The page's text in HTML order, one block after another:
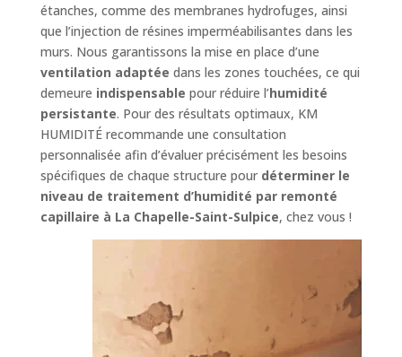
étanches, comme des membranes hydrofuges, ainsi
que l’injection de résines imperméabilisantes dans les
murs. Nous garantissons la mise en place d’une
ventilation adaptée dans les zones touchées, ce qui
demeure indispensable pour réduire l’humidité
persistante. Pour des résultats optimaux, KM
HUMIDITÉ recommande une consultation
personnalisée afin d’évaluer précisément les besoins
spécifiques de chaque structure pour déterminer le
niveau de traitement d’humidité par remonté
capillaire à La Chapelle-Saint-Sulpice, chez vous !